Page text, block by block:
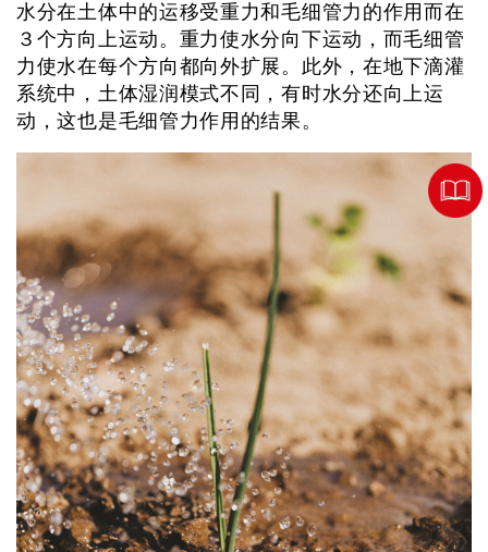
水分在土体中的运移受重力和毛细管力的作用而在
３个方向上运动。重力使水分向下运动，而毛细管
力使水在每个方向都向外扩展。此外，在地下滴灌
系统中，土体湿润模式不同，有时水分还向上运
动，这也是毛细管力作用的结果。